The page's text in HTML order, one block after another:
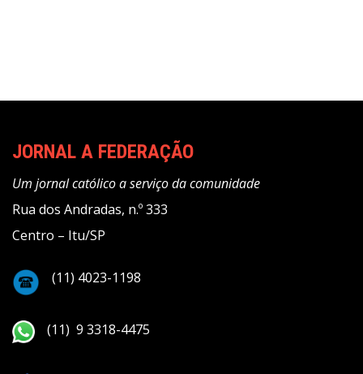
JORNAL A FEDERAÇÃO
Um jornal católico a serviço da comunidade
Rua dos Andradas, n.º 333
Centro – Itu/SP
(11) 4023-1198
(11) 9 3318-4475